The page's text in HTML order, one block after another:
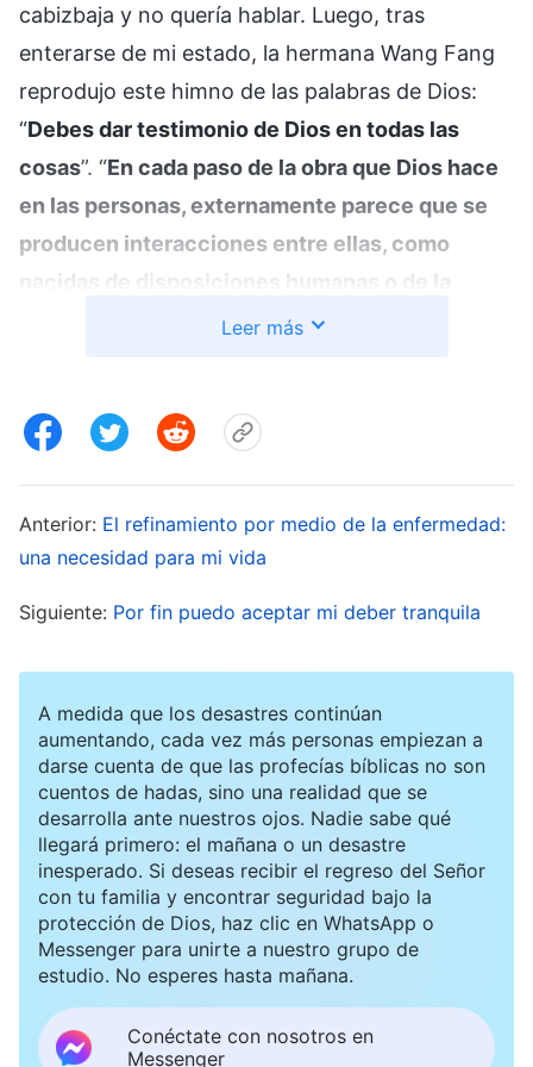
cabizbaja y no quería hablar. Luego, tras
enterarse de mi estado, la hermana Wang Fang
reprodujo este himno de las palabras de Dios:
“Debes dar testimonio de Dios en todas las
cosas”. “En cada paso de la obra que Dios hace
en las personas, externamente parece que se
producen interacciones entre ellas, como
nacidas de disposiciones humanas o de la
perturbación humana. Sin embargo, detrás de
ante Dios y exige que las personas se
Mira cuando Job fue probado, por ejemplo:
detrás de escena, Satanás estaba haciendo una
obra de los hombres y la perturbación de estos.
en vosotros está la apuesta de Satanás con Él,
detrás de todo ello hay una batalla”(La Palabra,
Vol. I. La aparición y obra de Dios. Solo amar a Dios
es realmente creer en Él). Wang Fang compartió
conmigo: “Hermana, todos conocemos la
experiencia de Job. Aunque parecía que los
ladrones se habían llevado su vasto ganado de
vacas y ovejas, en realidad todo fue una
tentación de Satanás. Satanás pensó que Job
solo temía a Dios porque Él lo había bendecido.
Leer más
Anterior: El refinamiento por medio de la enfermedad:
una necesidad para mi vida
Siguiente: Por fin puedo aceptar mi deber tranquila
A medida que los desastres continúan
aumentando, cada vez más personas empiezan a
darse cuenta de que las profecías bíblicas no son
cuentos de hadas, sino una realidad que se
desarrolla ante nuestros ojos. Nadie sabe qué
llegará primero: el mañana o un desastre
inesperado. Si deseas recibir el regreso del Señor
con tu familia y encontrar seguridad bajo la
protección de Dios, haz clic en WhatsApp o
Messenger para unirte a nuestro grupo de
estudio. No esperes hasta mañana.
Conéctate con nosotros en
Messenger